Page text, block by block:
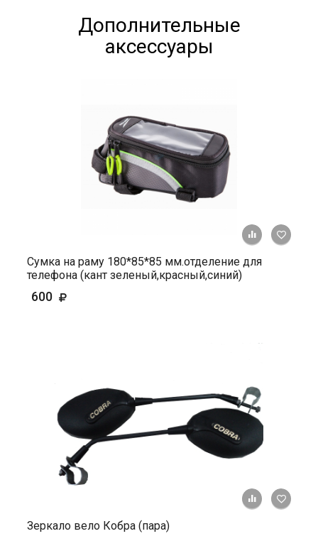
Дополнительные
аксессуары
+ К
Сумка на раму 180*85*85 мм.отделение для
телефона (кант зеленый,красный,синий)
600
+ К
Зеркало вело Кобра (пара)